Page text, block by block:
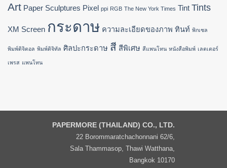
Art Paper Sculptures Pixel ppi RGB The New York Times Tint Tints
XM Screen กระดาษ ความละเอียดของภาพ ทินท์ พิกเซล
พิมพ์ดิจิตอล พิมพ์ดิจิทัล ศิลปะกระดาษ สี สีพิเศษ สีแพนโทน หนังสือพิมพ์ เลตเตอร์
เพรส แพนโทน
PAPERMORE (THAILAND) CO., LTD.
22 Borommaratchachonnani 62/6,
Sala Thammasop, Thawi Watthana,
Bangkok 10170